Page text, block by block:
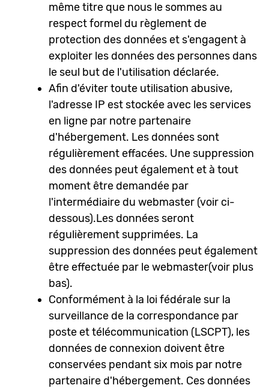
même titre que nous le sommes au
respect formel du règlement de
protection des données et s'engagent à
exploiter les données des personnes dans
le seul but de l'utilisation déclarée.
Afin d'éviter toute utilisation abusive,
l'adresse IP est stockée avec les services
en ligne par notre partenaire
d'hébergement. Les données sont
régulièrement effacées. Une suppression
des données peut également et à tout
moment être demandée par
l'intermédiaire du webmaster (voir ci-
dessous).Les données seront
régulièrement supprimées. La
suppression des données peut également
être effectuée par le webmaster(voir plus
bas).
Conformément à la loi fédérale sur la
surveillance de la correspondance par
poste et télécommunication (LSCPT), les
données de connexion doivent être
conservées pendant six mois par notre
partenaire d'hébergement. Ces données